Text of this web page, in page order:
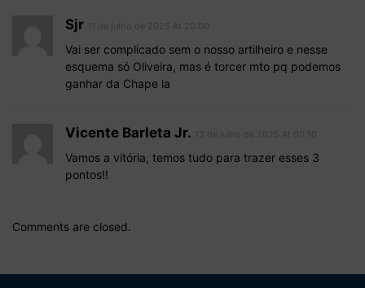
Sjr
Vai ser complicado sem o nosso artilheiro e nesse
esquema só Oliveira, mas é torcer mto pq podemos
ganhar da Chape la
Vicente Barleta Jr.
Vamos a vitória, temos tudo para trazer esses 3
pontos!!
Comments are closed.